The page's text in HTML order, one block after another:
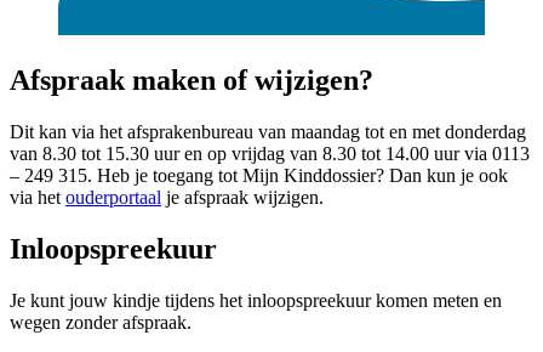
Afspraak maken of wijzigen?
Dit kan via het afsprakenbureau van maandag tot en met donderdag
van 8.30 tot 15.30 uur en op vrijdag van 8.30 tot 14.00 uur via 0113
– 249 315. Heb je toegang tot Mijn Kinddossier? Dan kun je ook
via het ouderportaal je afspraak wijzigen.
Inloopspreekuur
Je kunt jouw kindje tijdens het inloopspreekuur komen meten en
wegen zonder afspraak.